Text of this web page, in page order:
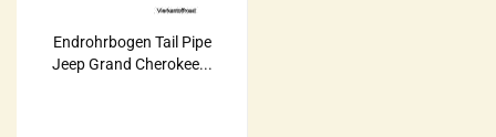
Endrohrbogen Tail Pipe
Jeep Grand Cherokee...